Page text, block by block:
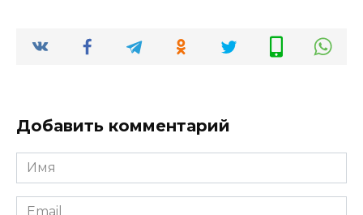
Добавить комментарий
Имя
*
Email